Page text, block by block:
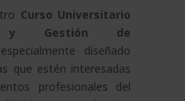
Curso Universitario
y Gestión de
diseñado
que estén interesadas
profesionales del